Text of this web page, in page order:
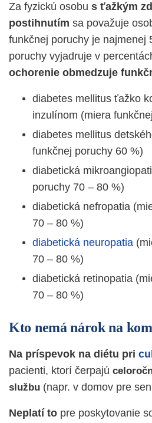
Za fyzickú osobu s ťažkým
postihnutím sa považuje
funkčnej poruchy je najmenej
poruchy vyjadruje v
ochorenie obmedzuje
diabetes mellitus ťažko
inzulínom (miera
diabetes mellitus
funkčnej poruchy 60 %)
diabetická
poruchy 70 – 80 %)
diabetická nefropatia
70 – 80 %)
diabetická neuropatia
70 – 80 %)
diabetická retinopatia
70 – 80 %)
Kto nemá nárok na
Na príspevok na diétu pri
pacienti, ktorí čerpajú
službu (napr. v domov pre
Neplatí to pre poskytovanie